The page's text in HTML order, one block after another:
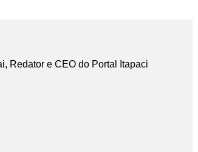
Redator e CEO do Portal Itapaci